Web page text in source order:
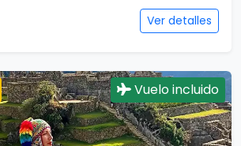
Ver detalles
Vuelo incluido